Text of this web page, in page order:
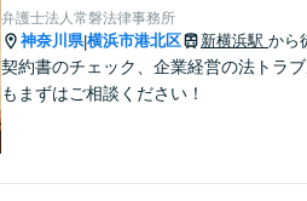
弁護士法人常磐法律事務所
神奈川県|横浜市港北区 新横浜駅 から
契約書のチェック、企業経営の法トラ
もまずはご相談ください！